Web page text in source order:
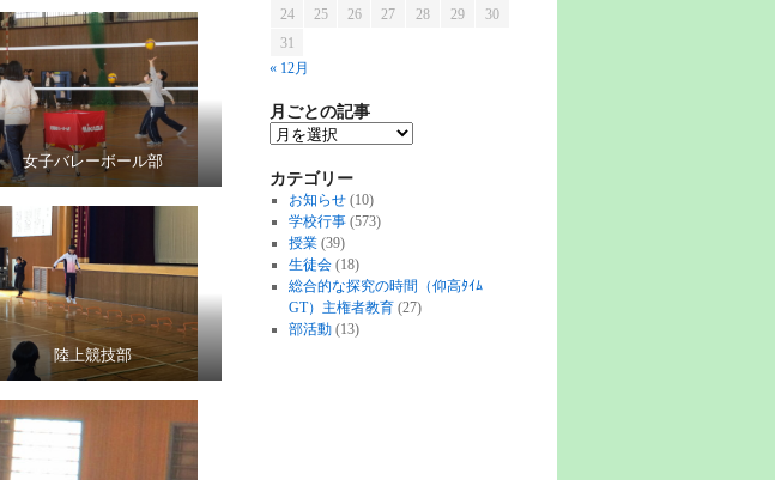
女子バレーボール部
陸上競技部
« 12月
24
25 26 27 28 29
30
31
月ごとの記事
カテゴリー
お知らせ(10)
学校行事(573)
授業(39)
生徒会(18)
総合的な探究の時間（仰高ﾀｲﾑ
GT）主権者教育(27)
部活動(13)